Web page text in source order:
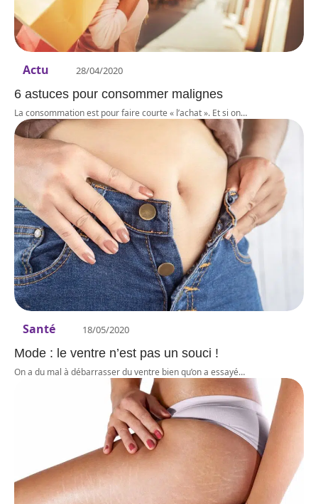
Actu 28/04/2020
6 astuces pour consommer malignes
La consommation est pour faire courte « l’achat ». Et si on…
Santé 18/05/2020
Mode : le ventre n’est pas un souci !
On a du mal à débarrasser du ventre bien qu’on a essayé…